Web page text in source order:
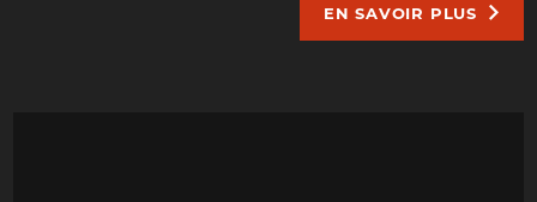
EN SAVOIR PLUS